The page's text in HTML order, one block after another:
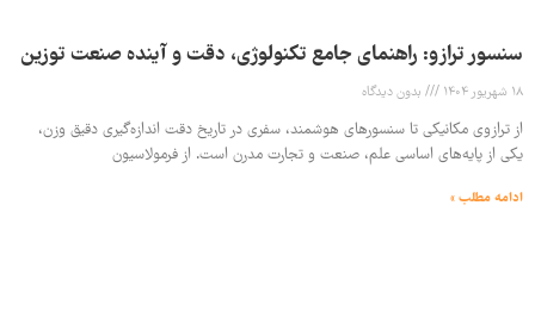
سنسور ترازو: راهنمای جامع تکنولوژی، دقت و آینده صنعت توزین
18 شهریور 1404 بدون دیدگاه
از ترازوی مکانیکی تا سنسورهای هوشمند، سفری در تاریخ دقت اندازه‌گیری دقیق وزن،
یکی از پایه‌های اساسی علم، صنعت و تجارت مدرن است. از فرمولاسیون
ادامه مطلب »